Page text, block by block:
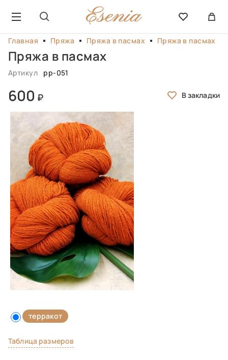
Главная Пряжа Пряжа в пасмах Пряжа в пасмах
Пряжа в пасмах
Артикул pp-051
600
терракот
Таблица размеров